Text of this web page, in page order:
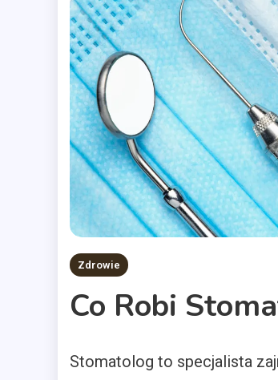
Zdrowie
Co Robi
Stomatolog to specjalista